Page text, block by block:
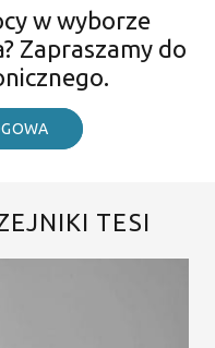
w wyborze
Zapraszamy do
TESI